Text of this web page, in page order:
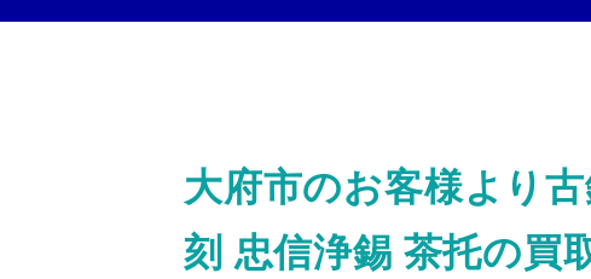
大府市のお客様より
刻 忠信浄錫 茶托の買